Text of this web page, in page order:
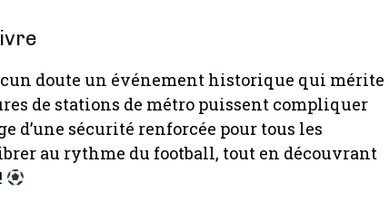
doute un événement historique qui mérite
de stations de métro puissent compliquer
d’une sécurité renforcée pour tous les
au rythme du football, tout en découvrant